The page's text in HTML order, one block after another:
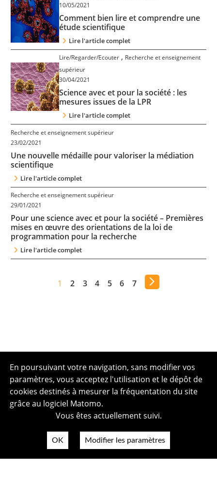
10/05/2021
Comment bien lire et comprendre une
étude scientifique
Lire l'article complet
Lire/Regarder/Ecouter , Recherche et enseignement
supérieur
30/04/2021
Science avec et pour la société : les
mesures issues de la LPR
Lire l'article complet
Recherche et enseignement supérieur
23/02/2021
Une nouvelle médaille pour valoriser la médiation
scientifique
Lire l'article complet
Recherche et enseignement supérieur
29/01/2021
Pour une science avec et pour la société – Premières
mises en œuvre des orientations de la loi de
programmation pour la recherche
Lire l'article complet
1 2 3 4 5 6 7
En poursuivant votre navigation, sans modifier vos
paramètres, vous acceptez l'utilisation et le dépôt de
cookies destinés à mesurer la fréquentation du site
grâce au logiciel Matomo.
Vous êtes actuellement suivi.
OK Modifier les paramètres